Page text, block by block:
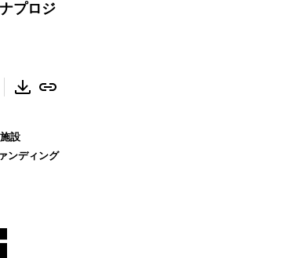
プロジ
設
ンディング